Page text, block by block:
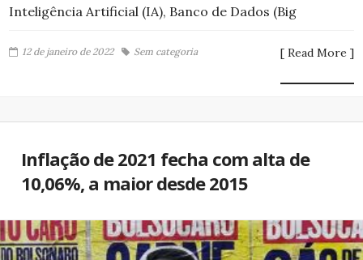
Inteligência Artificial (IA), Banco de Dados (Big
12 de janeiro de 2022 Sem categoria [ Read More ]
Inflação de 2021 fecha com alta de
10,06%, a maior desde 2015